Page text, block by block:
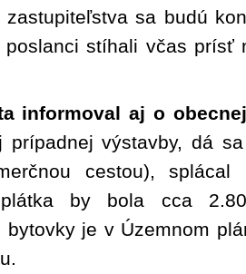
zastupiteľstva sa budú
poslanci stíhali včas prísť
informoval aj o
prípadnej výstavby, dá
cestou),
by bola cca
bytovky je v Územnom